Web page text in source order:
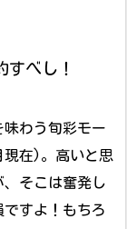
すべし！
わう旬彩モー
現在)。高いと思
そこは奮発し
すよ！もちろ